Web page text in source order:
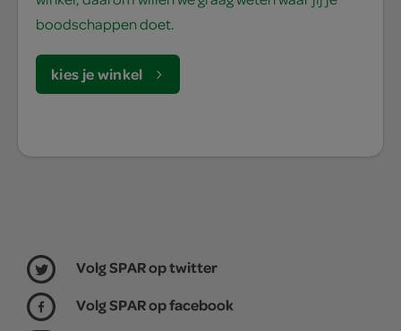
boodschappen doet.
kies je winkel
Volg SPAR op twitter
Volg SPAR op facebook